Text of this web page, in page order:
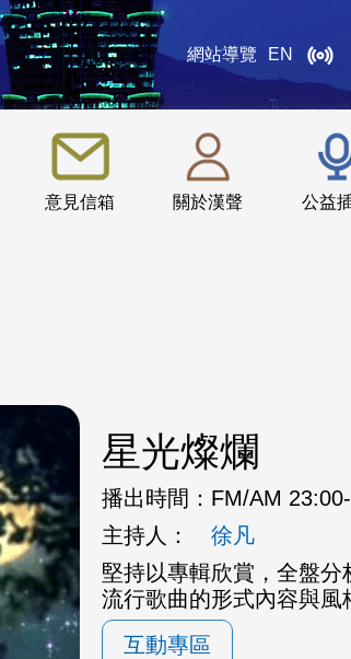
網站導覽 EN
意見信箱 關於漢聲 公益
:::
星光燦爛
播出時間： FM/AM
主持人：
徐凡
堅持以專輯欣賞，全盤
流行歌曲的形式內容與風
互動專區